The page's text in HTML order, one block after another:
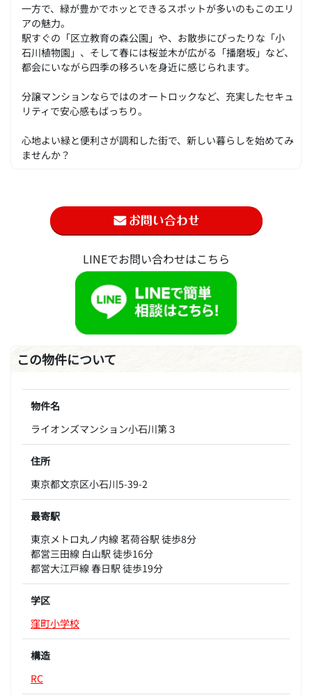
一方で、緑が豊かでホッとできるスポットが多いのもこのエリ
アの魅力。
駅すぐの「区立教育の森公園」や、お散歩にぴったりな「小
石川植物園」、そして春には桜並木が広がる「播磨坂」など、
都会にいながら四季の移ろいを身近に感じられます。
分譲マンションならではのオートロックなど、充実したセキュ
リティで安心感もばっちり。
心地よい緑と便利さが調和した街で、新しい暮らしを始めてみ
ませんか？
LINEでお問い合わせはこちら
この物件について
物件名
ライオンズマンション小石川第３
住所
東京都文京区小石川5-39-2
最寄駅
東京メトロ丸ノ内線 茗荷谷駅 徒歩8分
都営三田線 白山駅 徒歩16分
都営大江戸線 春日駅 徒歩19分
学区
窪町小学校
構造
RC